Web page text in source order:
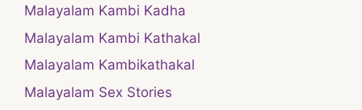
Malayalam Kambi Kadha
Malayalam Kambi Kathakal
Malayalam Kambikathakal
Malayalam Sex Stories